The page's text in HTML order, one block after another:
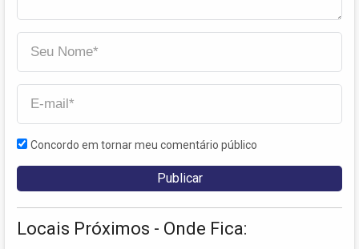
Concordo em tornar meu comentário público
Locais Próximos - Onde Fica: